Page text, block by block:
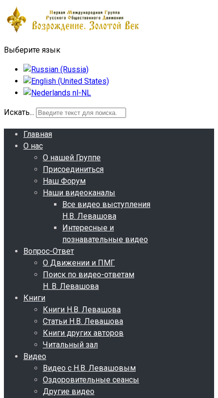
Выберите язык
Искать...
Главная
О нас
О нашей Группе
Присоединиться
Наш Форум
Наши видеоканалы
Все видео выступления
Н.В. Левашова
Интересные и
познавательные видео
Вопрос-Ответ
О Движении и ПМГ
Поиск по видео-ответам
Н. В. Левашова
Книги
Книги Н.В. Левашова
Статьи Н.В. Левашова
Книги других авторов
Читальный зал
Видео
Видео с Н.В. Левашовым
Оздоровительные сеансы
Другие видео